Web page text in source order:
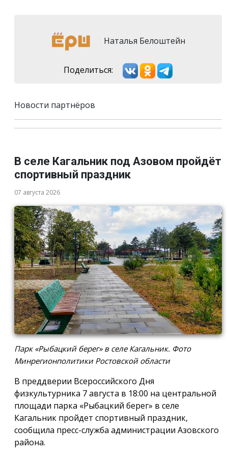
Наталья Белоштейн
Поделиться:
Новости партнёров
В селе Кагальник под Азовом пройдёт
спортивный праздник
07 августа 2026
Парк «Рыбацкий берег» в селе Кагальник. Фото
Минрегионполитики Ростовской области
В преддверии Всероссийского Дня
физкультурника 7 августа в 18:00 на центральной
площади парка «Рыбацкий берег» в селе
Кагальник пройдет спортивный праздник,
сообщила пресс-служба администрации Азовского
района.